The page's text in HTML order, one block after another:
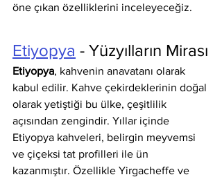
öne çıkan özelliklerini inceleyeceğiz.
Etiyopya - Yüzyılların Mirası
Etiyopya, kahvenin anavatanı olarak
kabul edilir. Kahve çekirdeklerinin doğal
olarak yetiştiği bu ülke, çeşitlilik
açısından zengindir. Yıllar içinde
Etiyopya kahveleri, belirgin meyvemsi
ve çiçeksi tat profilleri ile ün
kazanmıştır. Özellikle Yirgacheffe ve